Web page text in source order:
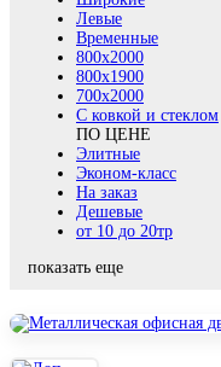
Левые
Временные
800х2000
800x1900
700x2000
С ковкой и стеклом
ПО ЦЕНЕ
Элитные
Эконом-класс
На заказ
Дешевые
от 10 до 20тр
показать еще